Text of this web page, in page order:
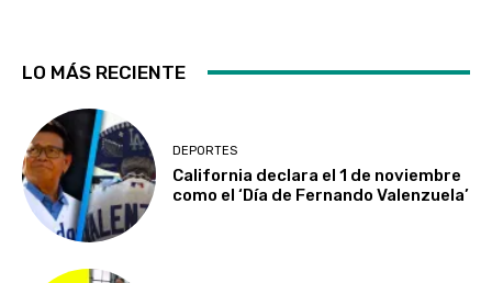
LO MÁS RECIENTE
DEPORTES
California declara el 1 de noviembre
como el ‘Día de Fernando Valenzuela’